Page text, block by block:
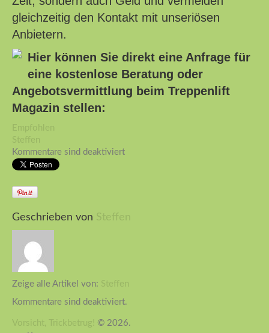
gleichzeitig den Kontakt mit unseriösen
Anbietern.
Hier können Sie direkt eine Anfrage für
eine kostenlose Beratung oder
Angebotsvermittlung beim Treppenlift
Magazin stellen:
Empfohlen
Steffen
Kommentare sind deaktiviert
Geschrieben von Steffen
Zeige alle Artikel von: Steffen
Kommentare sind deaktiviert.
Vorsicht, Trickbetrug! © 2026.